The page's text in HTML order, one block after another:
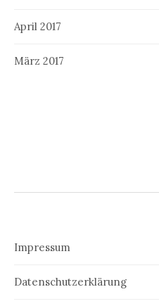
April 2017
März 2017
Impressum
Datenschutzerklärung